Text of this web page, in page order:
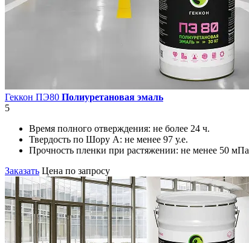
Геккон ПЭ80 Полиуретановая эмаль
5
Время полного отверждения: не более 24 ч.
Твердость по Шору А: не менее 97 у.е.
Прочность пленки при растяжении: не менее 50 мПа
Заказать Цена по запросу